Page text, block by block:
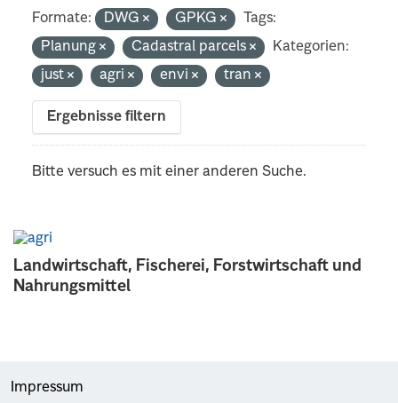
Landwirtschaft, Fischerei, Forstwirtschaft und
Nahrungsmittel
Formate: DWG GPKG
Tags:
Planung
Cadastral parcels
Kategorien:
just
agri envi tran
Ergebnisse filtern
Bitte versuch es mit einer anderen Suche.
Impressum